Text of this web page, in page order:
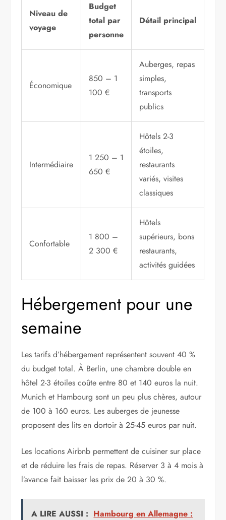
Niveau de
voyage
Budget
total par
personne
Détail principal
Économique
850 – 1
100 €
Auberges, repas
simples,
transports
publics
Intermédiaire
1 250 – 1
650 €
Hôtels 2-3
étoiles,
restaurants
variés, visites
classiques
Confortable
1 800 –
2 300 €
Hôtels
supérieurs, bons
restaurants,
activités guidées
Hébergement pour une
semaine
Les tarifs d’hébergement représentent souvent 40 %
du budget total. À Berlin, une chambre double en
hôtel 2-3 étoiles coûte entre 80 et 140 euros la nuit.
Munich et Hambourg sont un peu plus chères, autour
de 100 à 160 euros. Les auberges de jeunesse
proposent des lits en dortoir à 25-45 euros par nuit.
Les locations Airbnb permettent de cuisiner sur place
et de réduire les frais de repas. Réserver 3 à 4 mois à
l’avance fait baisser les prix de 20 à 30 %.
A LIRE AUSSI : Hambourg en Allemagne :